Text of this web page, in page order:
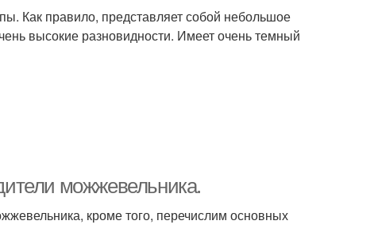
Как правило, представляет собой небольшое
высокие разновидности. Имеет очень темный
можжевельника.
кроме того, перечислим основных